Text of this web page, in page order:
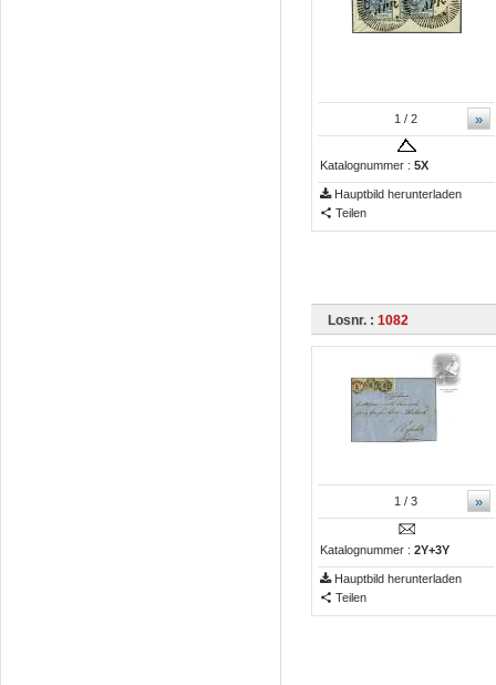
»
1 / 2
Katalognummer : 5X
Hauptbild herunterladen
Teilen
Losnr. : 1082
»
1 / 3
Katalognummer : 2Y+3Y
Hauptbild herunterladen
Teilen